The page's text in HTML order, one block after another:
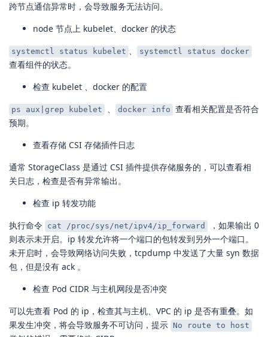
跨节点通信异常时，会导致服务无法访问。
node 节点上 kubelet、docker 的状态
systemctl status kubelet 、 systemctl status docker
查看组件的状态。
检查 kubelet 、docker 的配置
ps aux|grep kubelet 、 docker info 查看相关配置是否符合
预期。
查看存储 CSI 存储插件日志
通常 StorageClass 是通过 CSI 插件提供存储服务的，可以查看相
关日志，检查是否有异常输出。
检查 ip 转发功能
执行命令 cat /proc/sys/net/ipv4/ip_forward
，如果输出 0
则表示未开启。ip 转发允许将一个端口的包转发到另外一个端口。
未开启时，会导致网络访问失败，tcpdump 中发送了大量 syn 数据
包，但是没有 ack 。
检查 Pod CIDR 与主机网段是否冲突
可以先查看 Pod 的 ip，检查其与主机、VPC 的 ip 是否有重叠。如
果发生冲突，将会导致服务不可访问，提示 No route to host